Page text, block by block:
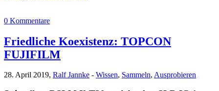
0 Kommentare
Friedliche Koexistenz: TOPCON
FUJIFILM
28. April 2019, Ralf Jannke - Wissen, Sammeln, Ausprobieren